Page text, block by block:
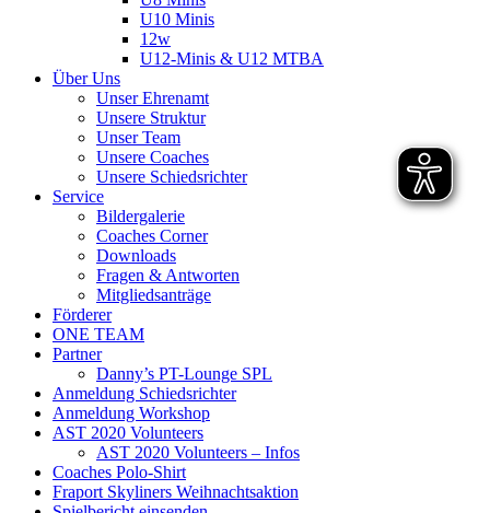
U10 Minis
12w
U12-Minis & U12 MTBA
Über Uns
Unser Ehrenamt
Unsere Struktur
Unser Team
Unsere Coaches
Unsere Schiedsrichter
Service
Bildergalerie
Coaches Corner
Downloads
Fragen & Antworten
Mitgliedsanträge
Förderer
ONE TEAM
Partner
Danny’s PT-Lounge SPL
Anmeldung Schiedsrichter
Anmeldung Workshop
AST 2020 Volunteers
AST 2020 Volunteers – Infos
Coaches Polo-Shirt
Fraport Skyliners Weihnachtsaktion